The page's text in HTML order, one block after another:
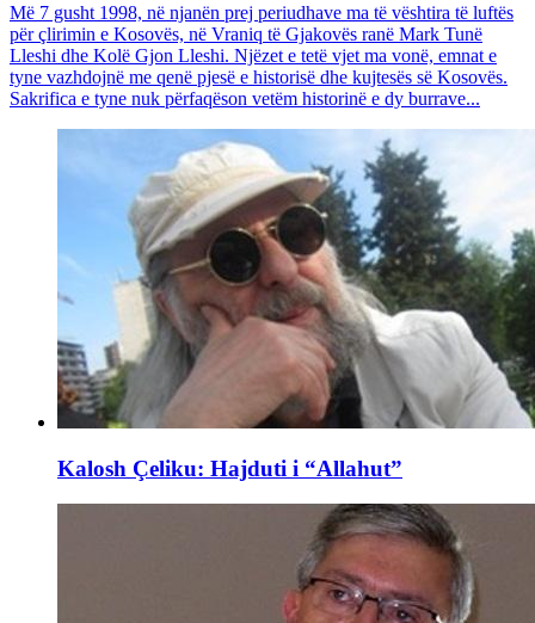
Më 7 gusht 1998, në njanën prej periudhave ma të vështira të luftës
për çlirimin e Kosovës, në Vraniq të Gjakovës ranë Mark Tunë
Lleshi dhe Kolë Gjon Lleshi. Njëzet e tetë vjet ma vonë, emnat e
tyne vazhdojnë me qenë pjesë e historisë dhe kujtesës së Kosovës.
Sakrifica e tyne nuk përfaqëson vetëm historinë e dy burrave...
Kalosh Çeliku: Hajduti i “Allahut”